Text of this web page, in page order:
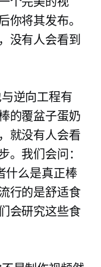
你将其发布。
没有人会看到
逆向工程有
的覆盆子蛋奶
就没有人会看
。我们会问：
什么是真正棒
行的是舒适食
会研究这些食